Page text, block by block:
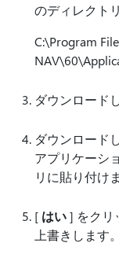
のディレクト
C:\Program
ダウンロード
ダウンロード
アプリケーシ
リに貼り付け
[ はい] をクリ
上書きします。